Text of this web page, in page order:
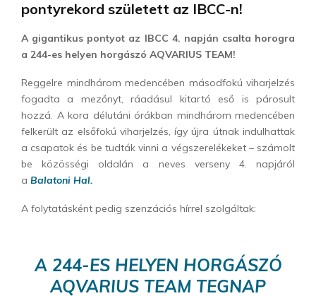
pontyrekord született az IBCC-n!
A gigantikus pontyot az IBCC 4. napján csalta horogra
a 244-es helyen horgászó AQVARIUS TEAM!
Reggelre mindhárom medencében másodfokú viharjelzés
fogadta a mezőnyt, ráadásul kitartó eső is párosult
hozzá. A kora délutáni órákban mindhárom medencében
felkerült az elsőfokú viharjelzés, így újra útnak indulhattak
a csapatok és be tudták vinni a végszerelékeket – számolt
be közösségi oldalán a neves verseny 4. napjáról
a Balatoni Hal.
A folytatásként pedig szenzációs hírrel szolgáltak:
A 244-ES HELYEN HORGÁSZÓ
AQVARIUS TEAM TEGNAP